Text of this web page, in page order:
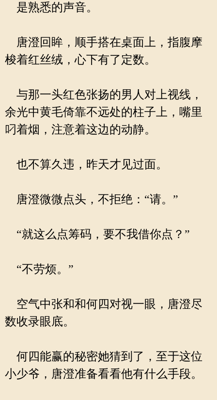
是熟悉的声音。
唐澄回眸，顺手搭在桌面上，指腹摩
梭着红丝绒，心下有了定数。
与那一头红色张扬的男人对上视线，
余光中黄毛倚靠不远处的柱子上，嘴里
叼着烟，注意着这边的动静。
也不算久违，昨天才见过面。
唐澄微微点头，不拒绝：“请。”
“就这么点筹码，要不我借你点？”
“不劳烦。”
空气中张和和何四对视一眼，唐澄尽
数收录眼底。
何四能赢的秘密她猜到了，至于这位
小少爷，唐澄准备看看他有什么手段。